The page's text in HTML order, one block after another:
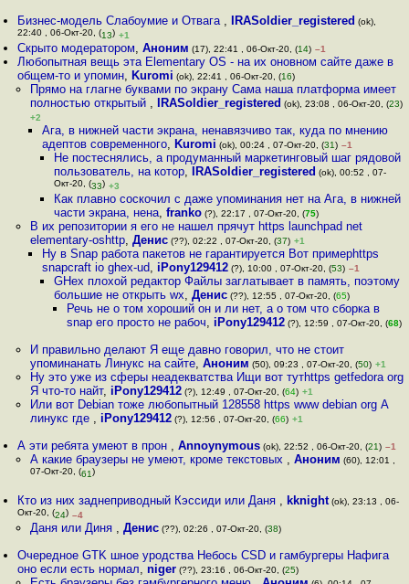
Бизнес-модель Слабоумие и Отвага , IRASoldier_registered (ok),
22:40 , 06-Окт-20, (13) +1
Скрыто модератором,Аноним (17), 22:41 , 06-Окт-20, (14) –1
Любопытная вещь эта Elementary OS - на их оновном сайте даже в
общем-то и упомин, Kuromi (ok), 22:41 , 06-Окт-20, (16)
Прямо на глагне буквами по экрану Сама наша платформа имеет
полностью открытый , IRASoldier_registered (ok), 23:08 , 06-Окт-20, (23)
+2
Ага, в нижней части экрана, ненавязчиво так, куда по мнению
адептов современного, Kuromi (ok), 00:24 , 07-Окт-20, (31) –1
Не постеснялись, а продуманный маркетинговый шаг рядовой
пользователь, на котор, IRASoldier_registered (ok), 00:52 , 07-
Окт-20, (33) +3
Как плавно соскочил с даже упоминания нет на Ага, в нижней
части экрана, нена,franko (?), 22:17 , 07-Окт-20, (75)
В их репозитории я его не нашел прячут https launchpad net
elementary-oshttp, Денис(??), 02:22 , 07-Окт-20, (37) +1
Ну в Snap работа пакетов не гарантируется Вот примерhttps
snapcraft io ghex-ud, iPony129412(?), 10:00 , 07-Окт-20, (53) –1
GHex плохой редактор Файлы заглатывает в память, поэтому
большие не открыть wx,Денис (??), 12:55 , 07-Окт-20, (65)
Речь не о том хороший он и ли нет, а о том что сборка в
snap его просто не рабоч, iPony129412(?), 12:59 , 07-Окт-20, (68)
И правильно делают Я еще давно говорил, что не стоит
упоминанать Линукс на сайте, Аноним (50), 09:23 , 07-Окт-20, (50) +1
Ну это уже из сферы неадекватства Ищи вот тутhttps getfedora org
Я что-то найт, iPony129412(?), 12:49 , 07-Окт-20, (64) +1
Или вот Debian тоже любопытный 128558 https www debian org А
линукс где , iPony129412(?), 12:56 , 07-Окт-20, (66) +1
А эти ребята умеют в прон ,Annoynymous (ok), 22:52 , 06-Окт-20, (21) –1
А какие браузеры не умеют, кроме текстовых , Аноним (60), 12:01 ,
07-Окт-20, (61)
Кто из них заднеприводный Кэссиди или Даня , kknight (ok), 23:13 , 06-
Окт-20, (24) –4
Даня или Диня , Денис(??), 02:26 , 07-Окт-20, (38)
Очередное GTK шное уродства Небось CSD и гамбургеры Нафига
оно если есть нормал,niger (??), 23:16 , 06-Окт-20, (25)